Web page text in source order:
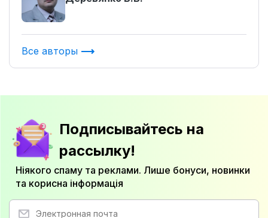
Все авторы
Подписывайтесь на
рассылку!
Ніякого спаму та реклами. Лише бонуси, новинки
та корисна інформація